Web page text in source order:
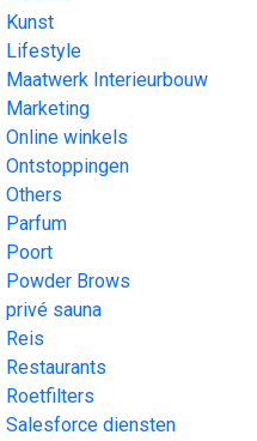
Kunst
Lifestyle
Maatwerk Interieurbouw
Marketing
Online winkels
Ontstoppingen
Others
Parfum
Poort
Powder Brows
privé sauna
Reis
Restaurants
Roetfilters
Salesforce diensten